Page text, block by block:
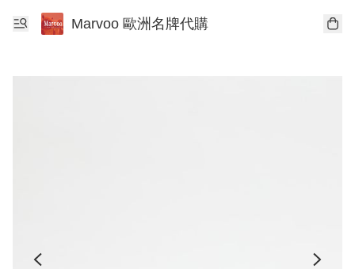
Marvoo 歐洲名牌代購